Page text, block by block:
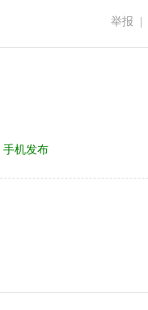
举报
手机发布